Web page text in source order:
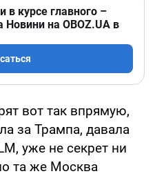
в курсе главного –
Новини на OBOZ.UA в
вот так впрямую,
за Трампа, давала
уже не секрет ни
та же Москва